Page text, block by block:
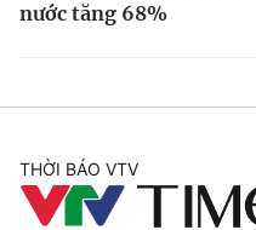
nước tăng 68%
THỜI BÁO VTV